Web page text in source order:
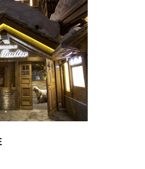
LA SAULIRE